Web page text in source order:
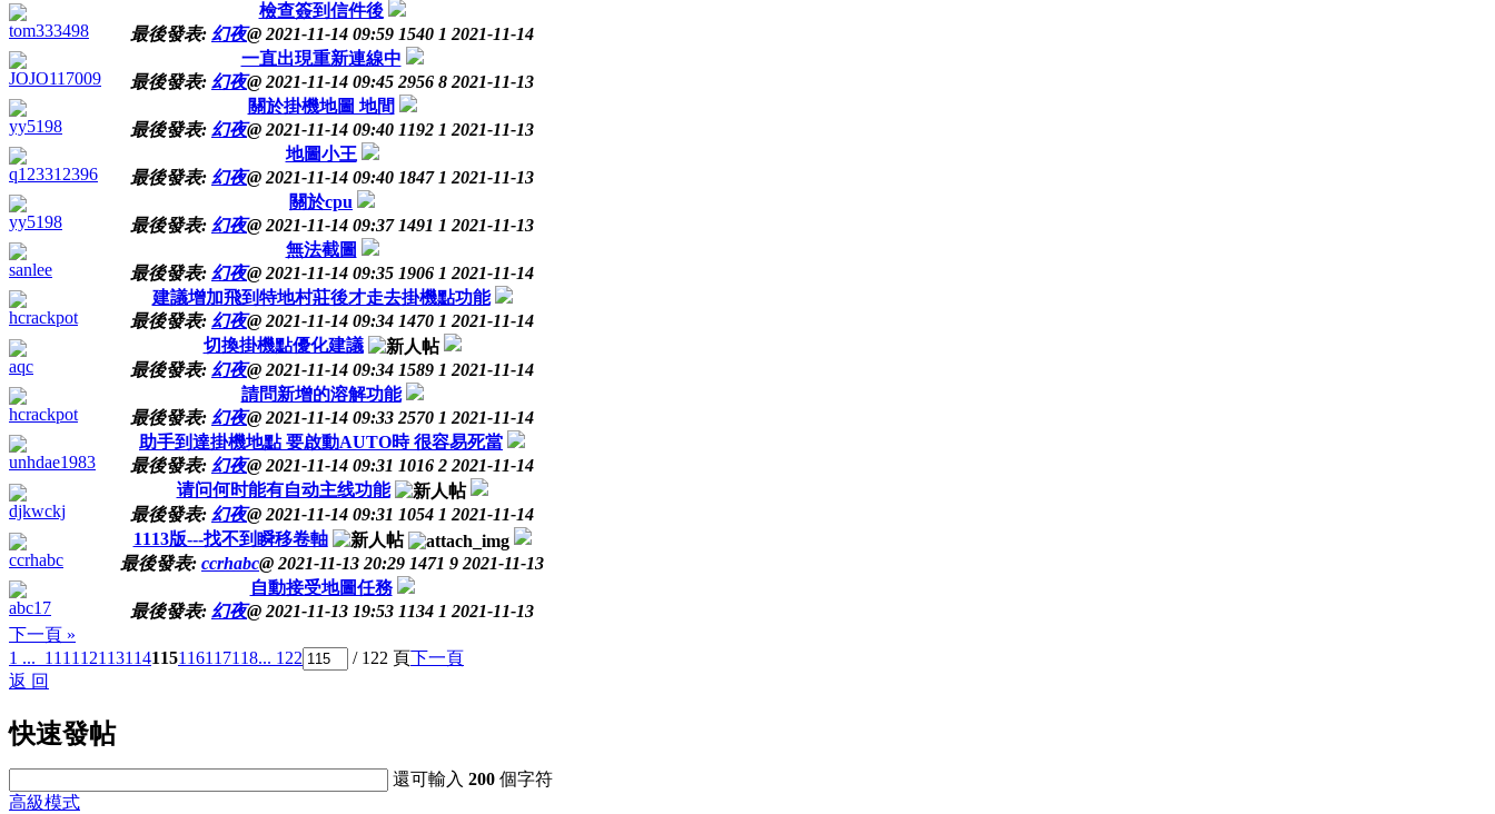
tom333498
檢查簽到信件後
最後發表: 幻夜@ 2021-11-14 09:59 1540 1 2021-11-14
JOJO117009
一直出現重新連線中
最後發表: 幻夜@ 2021-11-14 09:45 2956 8 2021-11-13
yy5198
關於掛機地圖 地間
最後發表: 幻夜@ 2021-11-14 09:40 1192 1 2021-11-13
q123312396
地圖小王
最後發表: 幻夜@ 2021-11-14 09:40 1847 1 2021-11-13
yy5198
關於cpu
最後發表: 幻夜@ 2021-11-14 09:37 1491 1 2021-11-13
sanlee
無法截圖
最後發表: 幻夜@ 2021-11-14 09:35 1906 1 2021-11-14
hcrackpot
建議增加飛到特地村莊後才走去掛機點功能
最後發表: 幻夜@ 2021-11-14 09:34 1470 1 2021-11-14
aqc
切換掛機點優化建議
最後發表: 幻夜@ 2021-11-14 09:34 1589 1 2021-11-14
hcrackpot
請問新增的溶解功能
最後發表: 幻夜@ 2021-11-14 09:33 2570 1 2021-11-14
unhdae1983
助手到達掛機地點 要啟動AUTO時 很容易死當
最後發表: 幻夜@ 2021-11-14 09:31 1016 2 2021-11-14
djkwckj
请问何时能有自动主线功能
最後發表: 幻夜@ 2021-11-14 09:31 1054 1 2021-11-14
ccrhabc
1113版---找不到瞬移卷軸
最後發表: ccrhabc@ 2021-11-13 20:29 1471 9 2021-11-13
abc17
自動接受地圖任務
最後發表: 幻夜@ 2021-11-13 19:53 1134 1 2021-11-13
下一頁 »
1 ... 111 112113114115116117118... 122 / 122 頁下一頁
返 回
快速發帖
還可輸入200 個字符
高級模式